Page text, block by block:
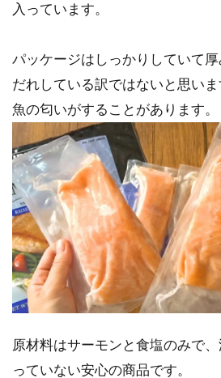
入っています。
パッケージはしっかりしていて
だれしている訳ではないと思い
魚の匂いがすることがあります。
原材料はサーモンと食塩のみで
っていない安心の商品です。